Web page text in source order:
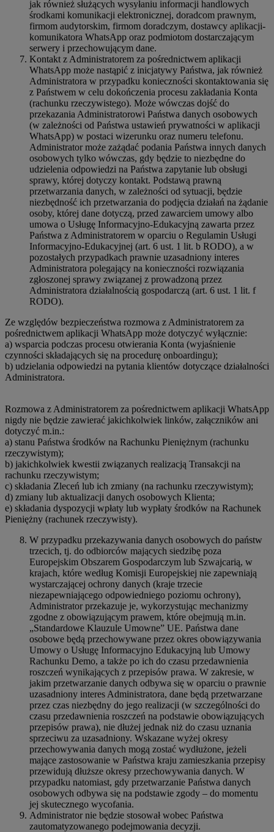
jak również służących wysyłaniu informacji handlowych
środkami komunikacji elektronicznej, doradcom prawnym,
firmom audytorskim, firmom doradczym, dostawcy aplikacji-
komunikatora WhatsApp oraz podmiotom dostarczającym
serwery i przechowującym dane.
Kontakt z Administratorem za pośrednictwem aplikacji
WhatsApp może nastąpić z inicjatywy Państwa, jak również
Administratora w przypadku konieczności skontaktowania się
z Państwem w celu dokończenia procesu zakładania Konta
(rachunku rzeczywistego). Może wówczas dojść do
przekazania Administratorowi Państwa danych osobowych
(w zależności od Państwa ustawień prywatności w aplikacji
WhatsApp) w postaci wizerunku oraz numeru telefonu.
Administrator może zażądać podania Państwa innych danych
osobowych tylko wówczas, gdy będzie to niezbędne do
udzielenia odpowiedzi na Państwa zapytanie lub obsługi
sprawy, której dotyczy kontakt. Podstawą prawną
przetwarzania danych, w zależności od sytuacji, będzie
niezbędność ich przetwarzania do podjęcia działań na żądanie
osoby, której dane dotyczą, przed zawarciem umowy albo
umowa o Usługę Informacyjno-Edukacyjną zawarta przez
Państwa z Administratorem w oparciu o Regulamin Usługi
Informacyjno-Edukacyjnej (art. 6 ust. 1 lit. b RODO), a w
pozostałych przypadkach prawnie uzasadniony interes
Administratora polegający na konieczności rozwiązania
zgłoszonej sprawy związanej z prowadzoną przez
Administratora działalnością gospodarczą (art. 6 ust. 1 lit. f
RODO).
Ze względów bezpieczeństwa rozmowa z Administratorem za
pośrednictwem aplikacji WhatsApp może dotyczyć wyłącznie:
a) wsparcia podczas procesu otwierania Konta (wyjaśnienie
czynności składających się na procedurę onboardingu);
b) udzielania odpowiedzi na pytania klientów dotyczące działalności
Administratora.
Rozmowa z Administratorem za pośrednictwem aplikacji WhatsApp
nigdy nie będzie zawierać jakichkolwiek linków, załączników ani
dotyczyć m.in.:
a) stanu Państwa środków na Rachunku Pieniężnym (rachunku
rzeczywistym);
b) jakichkolwiek kwestii związanych realizacją Transakcji na
rachunku rzeczywistym;
c) składania Zleceń lub ich zmiany (na rachunku rzeczywistym);
d) zmiany lub aktualizacji danych osobowych Klienta;
e) składania dyspozycji wpłaty lub wypłaty środków na Rachunek
Pieniężny (rachunek rzeczywisty).
W przypadku przekazywania danych osobowych do państw
trzecich, tj. do odbiorców mających siedzibę poza
Europejskim Obszarem Gospodarczym lub Szwajcarią, w
krajach, które według Komisji Europejskiej nie zapewniają
wystarczającej ochrony danych (kraje trzecie
niezapewniającego odpowiedniego poziomu ochrony),
Administrator przekazuje je, wykorzystując mechanizmy
zgodne z obowiązującym prawem, które obejmują m.in.
„Standardowe Klauzule Umowne” UE. Państwa dane
osobowe będą przechowywane przez okres obowiązywania
Umowy o Usługę Informacyjno Edukacyjną lub Umowy
Rachunku Demo, a także po ich do czasu przedawnienia
roszczeń wynikających z przepisów prawa. W zakresie, w
jakim przetwarzanie danych odbywa się w oparciu o prawnie
uzasadniony interes Administratora, dane będą przetwarzane
przez czas niezbędny do jego realizacji (w szczególności do
czasu przedawnienia roszczeń na podstawie obowiązujących
przepisów prawa), nie dłużej jednak niż do czasu uznania
sprzeciwu za uzasadniony. Wskazane wyżej okresy
przechowywania danych mogą zostać wydłużone, jeżeli
mające zastosowanie w Państwa kraju zamieszkania przepisy
przewidują dłuższe okresy przechowywania danych. W
przypadku natomiast, gdy przetwarzanie Państwa danych
osobowych odbywa się na podstawie zgody – do momentu
jej skutecznego wycofania.
Administrator nie będzie stosował wobec Państwa
zautomatyzowanego podejmowania decyzji.